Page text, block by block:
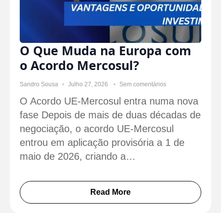
O Que Muda na Europa com
o Acordo Mercosul?
Sandro Sousa Julho 27, 2026 Sem comentários
O Acordo UE-Mercosul entra numa nova
fase Depois de mais de duas décadas de
negociação, o acordo UE-Mercosul
entrou em aplicação provisória a 1 de
maio de 2026, criando a…
Read More